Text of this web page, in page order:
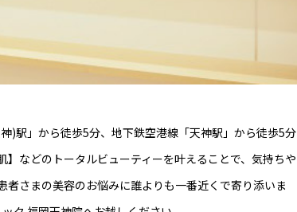
)駅」から徒歩5分、地下鉄空港線「天神駅」から徒歩5分
などのトータルビューティーを叶えることで、気持ちや
さまの美容のお悩みに誰よりも一番近くで寄り添いま